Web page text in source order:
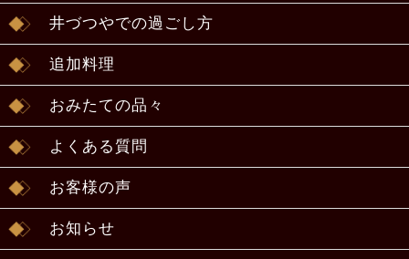
井づつやでの過ごし方
追加料理
おみたての品々
よくある質問
お客様の声
お知らせ